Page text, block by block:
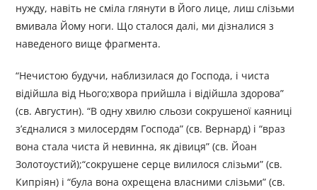
нужду, навіть не сміла глянути в Його лице, лиш слізьми
вмивала Йому ноги. Що сталося далі, ми дізналися з
наведеного вище фрагмента.
“Нечистою будучи, наблизилася до Господа, і чиста
відійшла від Нього;хвора прийшла і відійшла здорова”
(св. Августин). “В одну хвилю сльози сокрушеної каяниці
з’єдналися з милосердям Господа” (св. Вернард) і “враз
вона стала чиста й невинна, як дівиця” (св. Йоан
Золотоустий);“сокрушене серце вилилося слізьми” (св.
Кипріян) і “була вона охрещена власними слізьми” (св.